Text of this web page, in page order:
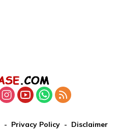
Privacy Policy Disclaimer